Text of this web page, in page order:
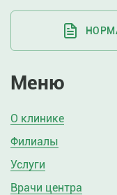
Меню
О клинике
Филиалы
Услуги
Врачи центра